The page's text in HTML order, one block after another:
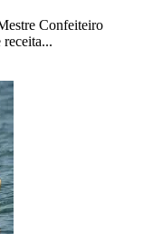
Confeiteiro